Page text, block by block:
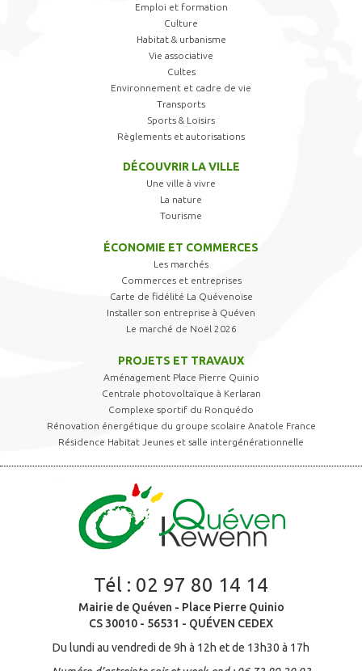
Emploi et formation
Culture
Habitat & urbanisme
Vie associative
Cultes
Environnement et cadre de vie
Transports
Sports & Loisirs
Règlements et autorisations
DÉCOUVRIR LA VILLE
Une ville à vivre
La nature
Tourisme
ÉCONOMIE ET COMMERCES
Les marchés
Commerces et entreprises
Carte de fidélité La Quévenoise
Installer son entreprise à Quéven
Le marché de Noël 2026
PROJETS ET TRAVAUX
Aménagement Place Pierre Quinio
Centrale photovoltaïque à Kerlaran
Complexe sportif du Ronquédo
Rénovation énergétique du groupe scolaire Anatole France
Résidence Habitat Jeunes et salle intergénérationnelle
Tél : 02 97 80 14 14
Mairie de Quéven - Place Pierre Quinio
CS 30010 - 56531 - QUÉVEN CEDEX
Du lundi au vendredi de 9h à 12h et de 13h30 à 17h